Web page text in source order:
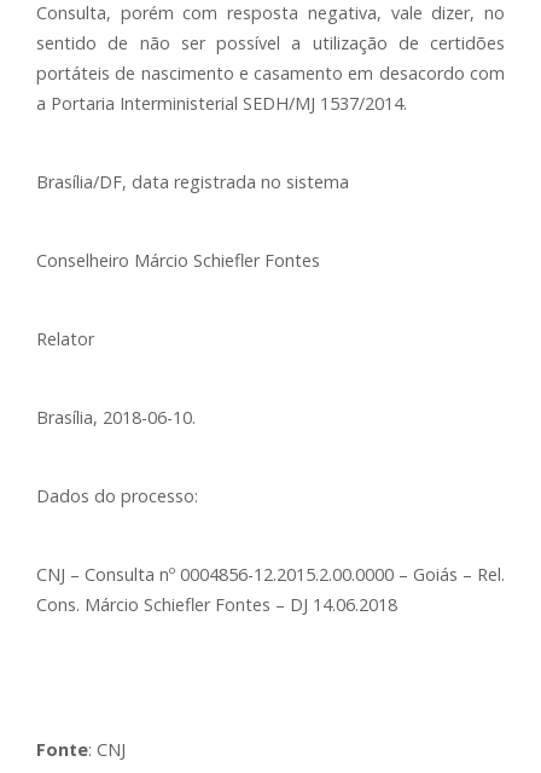
Consulta, porém com resposta negativa, vale dizer, no
sentido de não ser possível a utilização de certidões
portáteis de nascimento e casamento em desacordo com
a Portaria Interministerial SEDH/MJ 1537/2014.
Brasília/DF, data registrada no sistema
Conselheiro Márcio Schiefler Fontes
Relator
Brasília, 2018-06-10.
Dados do processo:
CNJ – Consulta nº 0004856-12.2015.2.00.0000 – Goiás – Rel.
Cons. Márcio Schiefler Fontes – DJ 14.06.2018
Fonte: CNJ